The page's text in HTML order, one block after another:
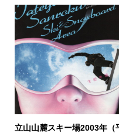
立山山麓スキー場2003年（